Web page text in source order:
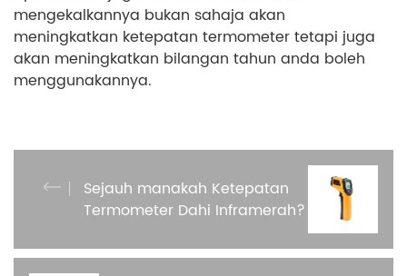
mengekalkannya bukan sahaja akan
meningkatkan ketepatan termometer tetapi juga
akan meningkatkan bilangan tahun anda boleh
menggunakannya.
Sejauh manakah Ketepatan
Termometer Dahi Inframerah?